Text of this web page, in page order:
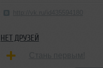
НЕТ ДРУЗЕЙ